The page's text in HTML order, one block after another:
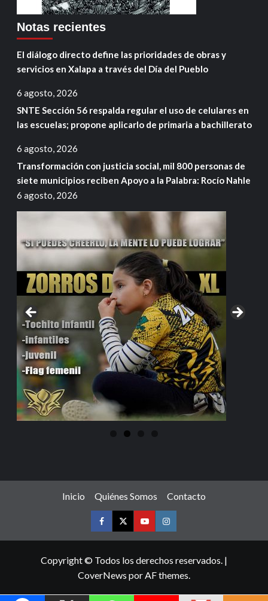
Notas recientes
El diálogo directo define las prioridades de obras y
servicios en Xalapa a través del Día del Pueblo
6 agosto, 2026
SNTE Sección 56 respalda regular el uso de celulares en
las escuelas; propone aplicarlo de primaria a bachillerato
6 agosto, 2026
Transformación con justicia social, mil 800 personas de
siete municipios reciben Apoyo a la Palabra: Rocío Nahle
6 agosto, 2026
Inicio Quiénes Somos Contacto
Copyright © Todos los derechos reservados. |
CoverNews por AF themes.